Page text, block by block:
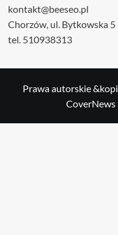
kontakt@beeseo.pl
Chorzów, ul. Bytkowska 5
tel. 510938313
Prawa autorskie
CoverNews